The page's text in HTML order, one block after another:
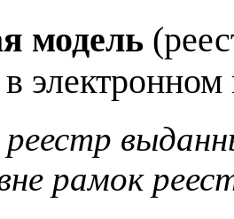
модель
электронном
рамок